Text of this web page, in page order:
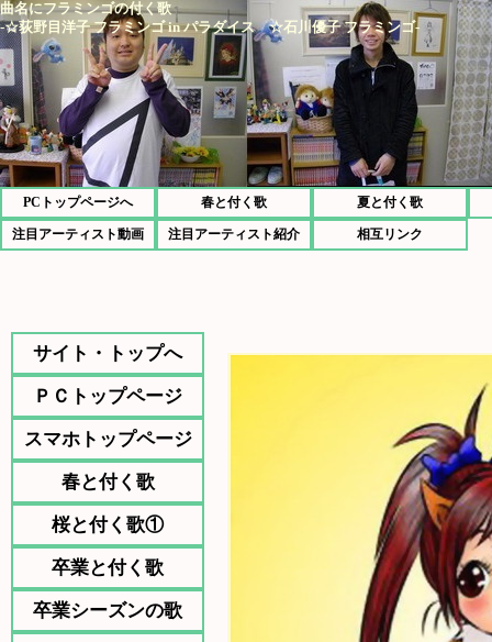
曲名にフラミンゴの付く歌
-☆荻野目洋子 フラミンゴ in パラダイス ☆石川優子 フラミンゴ-
PCトップページへ 春と付く歌 夏と付く歌
注目アーティスト動画 注目アーティスト紹介 相互リンク
サイト・トップへ
ＰＣトップページ
スマホトップページ
春と付く歌
桜と付く歌①
卒業と付く歌
卒業シーズンの歌